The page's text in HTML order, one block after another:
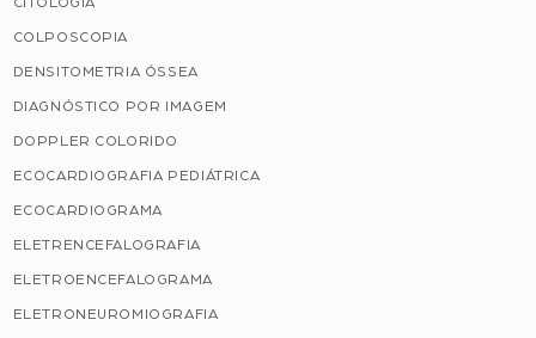
COLPOSCOPIA
DENSITOMETRIA ÓSSEA
DIAGNÓSTICO POR IMAGEM
DOPPLER COLORIDO
ECOCARDIOGRAFIA PEDIÁTRICA
ECOCARDIOGRAMA
ELETRENCEFALOGRAFIA
ELETROENCEFALOGRAMA
ELETRONEUROMIOGRAFIA